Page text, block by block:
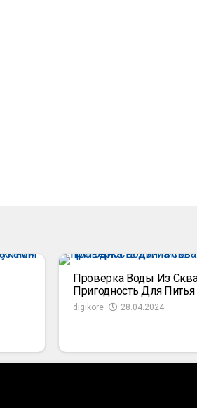
Проверка Воды Из
Пригодность Для Питья
digikore 28.04.2024